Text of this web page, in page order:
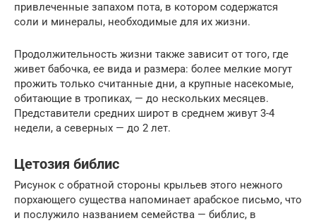
привлеченные запахом пота, в котором содержатся
соли и минералы, необходимые для их жизни.
Продолжительность жизни также зависит от того, где
живет бабочка, ее вида и размера: более мелкие могут
прожить только считанные дни, а крупные насекомые,
обитающие в тропиках, — до нескольких месяцев.
Представители средних широт в среднем живут 3-4
недели, а северных — до 2 лет.
Цетозия библис
Рисунок с обратной стороны крыльев этого нежного
порхающего существа напоминает арабское письмо, что
и послужило названием семейства — библис, в